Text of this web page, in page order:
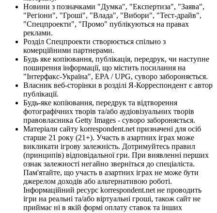
Новини з позначками "Думка", "Експертиза", "Заява",
"Регіони", "Гроші", "Влада", "Вибори", "Тест-драйв",
"Спецпроекти", "Промо" публікуються на правах
реклами.
Розділ Спецпроекти створюється спільно з
комерційними партнерами.
Будь яке копіювання, публікація, передрук, чи наступне
поширення інформації, що містить посилання на
"Інтерфакс-Україна", EPA / UPG, суворо забороняється.
Власник веб-сторінки в розділі Я-Корреспондент є автор
публікації.
Будь-яке копіювання, передрук та відтворення
фотографічних творів та/або аудіовізуальних творів
правовласника Getty Images - суворо забороняється.
Матеріали сайту korrespondent.net призначені для осіб
старше 21 року (21+). Участь в азартних іграх може
викликати ігрову залежність. Дотримуйтесь правил
(принципів) відповідальної гри. При виявленні перших
ознак залежності негайно зверніться до спеціаліста.
Пам'ятайте, що участь в азартних іграх не може бути
джерелом доходів або альтернативою роботі.
Інформаційний ресурс korrespondent.net не проводить
ігри на реальні та/або віртуальні гроші, також сайт не
приймає ні в якій формі оплату ставок та інших